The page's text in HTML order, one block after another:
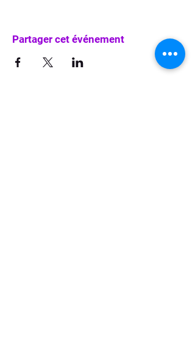
Partager cet événement